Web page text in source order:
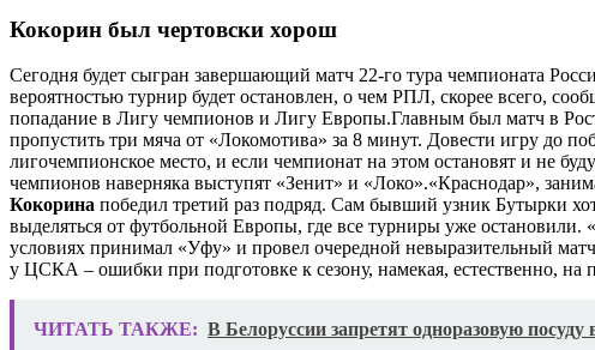
Кокорин был чертовски хорош
Сегодня будет сыгран завершающий матч 22-го тура чемпионата
вероятностью турнир будет остановлен, о чем РПЛ, скорее всего,
попадание в Лигу чемпионов и Лигу Европы.Главным был матч в
пропустить три мяча от «Локомотива» за 8 минут. Довести игру до
лигочемпионское место, и если чемпионат на этом остановят и не
чемпионов наверняка выступят «Зенит» и «Локо».«Краснодар»,
Кокорина победил третий раз подряд. Сам бывший узник Бутырки
выделяться от футбольной Европы, где все турниры уже остановили.
условиях принимал «Уфу» и провел очередной невыразительный
у ЦСКА – ошибки при подготовке к сезону, намекая, естественно, на
ЧИТАТЬ ТАКЖЕ: В Белоруссии запретят одноразовую посуду